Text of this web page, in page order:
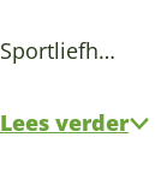
w
t
Sportliefh…
Lees verder